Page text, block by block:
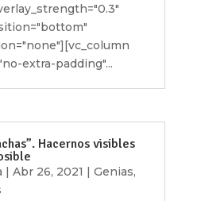
extra-padding"...
Hacernos visibles
| Abr 26, 2021 | Genias,